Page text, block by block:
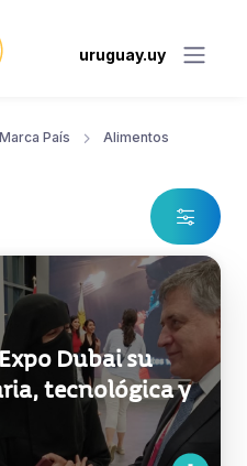
uruguay.uy
Marca País
Alimentos
Dubai su
tecnológica y